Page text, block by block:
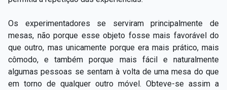
Os experimentadores se serviram principalmente de
mesas, não porque esse objeto fosse mais favorável do
que outro, mas unicamente porque era mais prático, mais
cômodo, e também porque mais fácil e naturalmente
algumas pessoas se sentam à volta de uma mesa do que
em torno de qualquer outro móvel. Obteve-se assim a